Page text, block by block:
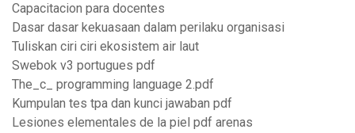
Capacitacion para docentes
Dasar dasar kekuasaan dalam perilaku organisasi
Tuliskan ciri ciri ekosistem air laut
Swebok v3 portugues pdf
The_c_ programming language 2.pdf
Kumpulan tes tpa dan kunci jawaban pdf
Lesiones elementales de la piel pdf arenas